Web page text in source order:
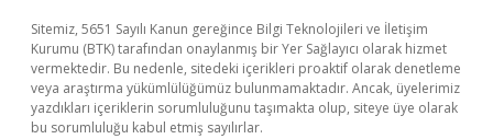
Sitemiz, 5651 Sayılı Kanun gereğince Bilgi Teknolojileri ve İletişim
Kurumu (BTK) tarafından onaylanmış bir Yer Sağlayıcı olarak hizmet
vermektedir. Bu nedenle, sitedeki içerikleri proaktif olarak denetleme
veya araştırma yükümlülüğümüz bulunmamaktadır. Ancak, üyelerimiz
yazdıkları içeriklerin sorumluluğunu taşımakta olup, siteye üye olarak
bu sorumluluğu kabul etmiş sayılırlar.